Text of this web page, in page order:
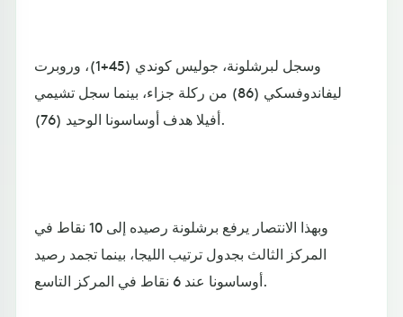
وسجل لبرشلونة، جوليس كوندي (45+1)، وروبرت
ليفاندوفسكي (86) من ركلة جزاء، بينما سجل تشيمي
أفيلا هدف أوساسونا الوحيد (76).
وبهذا الانتصار يرفع برشلونة رصيده إلى 10 نقاط في
المركز الثالث بجدول ترتيب الليجا، بينما تجمد رصيد
أوساسونا عند 6 نقاط في المركز التاسع.